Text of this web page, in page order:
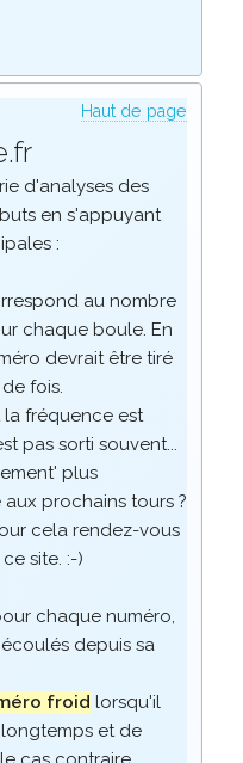
Haut de page
d'analyses des
en s'appuyant
:
au nombre
chaque boule. En
devrait être tiré
fois.
fréquence est
pas sorti souvent...
plus
prochains tours ?
cela rendez-vous
site. :-)
chaque numéro,
depuis sa
froid lorsqu'il
et de